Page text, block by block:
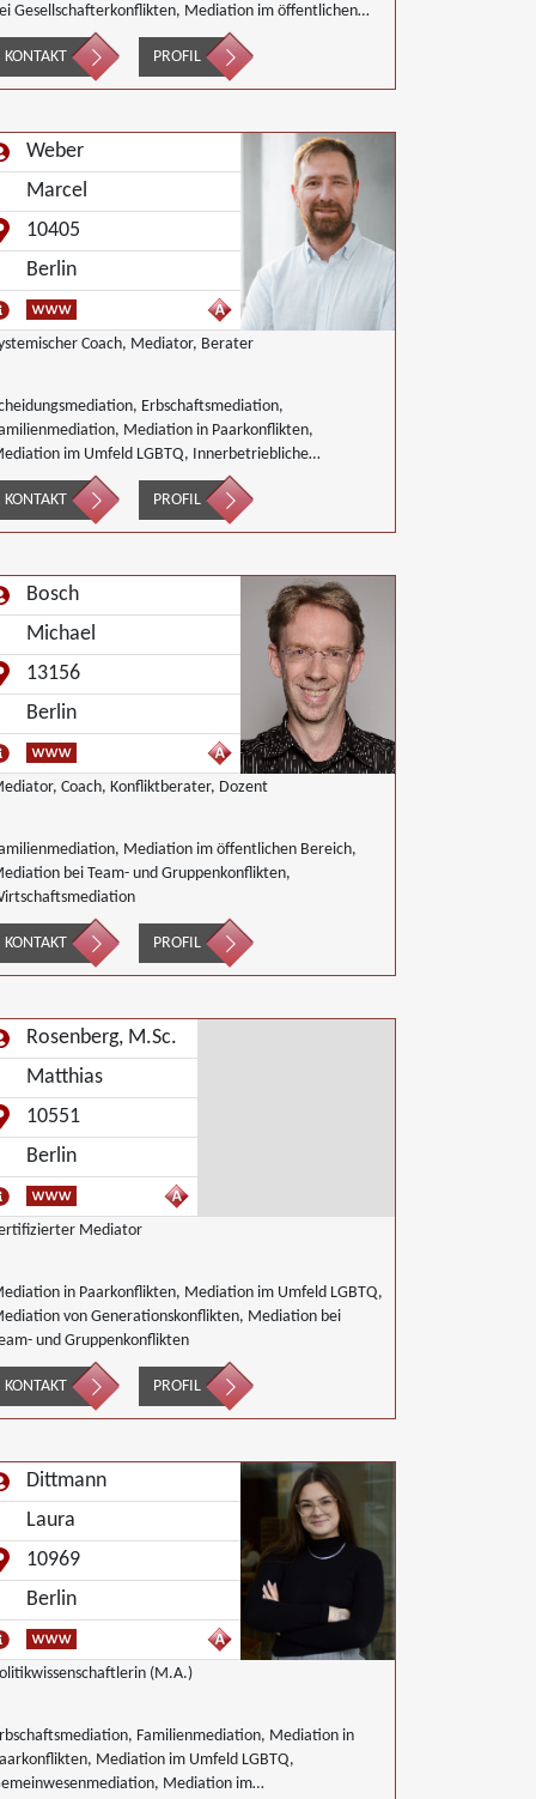
Gesellschafterkonflikten, Mediation im öffentlichen
Mediation bei Team- und Gruppenkonflikten,
Wirtschaftsmediation
KONTAKT PROFIL
Weber
Marcel
10405
Berlin
Coach, Mediator, Berater
Erbschaftsmediation,
Mediation in Paarkonflikten,
im Umfeld LGBTQ, Innerbetriebliche
Interkulturelle Mediation, Mediation von
Generationskonflikten, Mediation bei
Gesellschafterkonflikten, Mediation im öffentlichen
von Unternehmensnachfolgen,
KONTAKT PROFIL
Bosch
Michael
13156
Berlin
Coach, Konfliktberater, Dozent
Mediation im öffentlichen Bereich,
bei Team- und Gruppenkonflikten,
KONTAKT PROFIL
Rosenberg, M.Sc.
Matthias
10551
Berlin
Mediator
in Paarkonflikten, Mediation im Umfeld LGBTQ,
von Generationskonflikten, Mediation bei
und Gruppenkonflikten
KONTAKT PROFIL
Dittmann
Laura
10969
Berlin
(M.A.)
Familienmediation, Mediation in
Mediation im Umfeld LGBTQ,
Mediation im